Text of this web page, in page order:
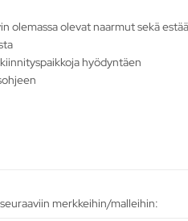
olemassa olevat naarmut sekä
hyödyntäen
merkkeihin/malleihin: